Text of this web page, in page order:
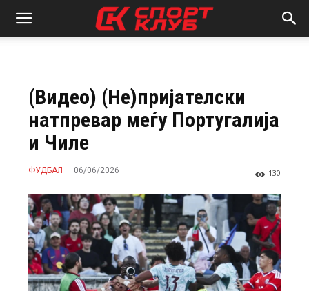
(Видео) (Не)пријателски
натпревар меѓу Португалија
и Чиле
ФУДБАЛ 06/06/2026 130